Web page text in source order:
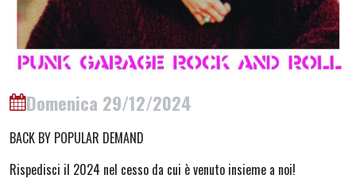
Domenica 29/12/2024
BACK BY POPULAR DEMAND
Rispedisci il 2024 nel cesso da cui è venuto insieme a noi!